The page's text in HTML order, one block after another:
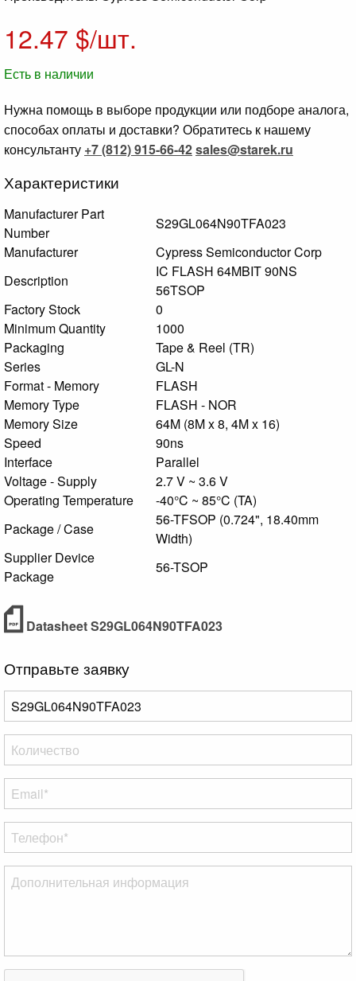
12.47 $/шт.
Есть в наличии
Нужна помощь в выборе продукции или подборе аналога,
способах оплаты и доставки? Обратитесь к нашему
консультанту +7 (812) 915-66-42sales@starek.ru
Характеристики
Manufacturer Part
Number
S29GL064N90TFA023
Manufacturer
Cypress Semiconductor Corp
Description
IC FLASH 64MBIT 90NS
56TSOP
Factory Stock
0
Minimum Quantity
1000
Packaging
Tape & Reel (TR)
Series
GL-N
Format - Memory
FLASH
Memory Type
FLASH - NOR
Memory Size
64M (8M x 8, 4M x 16)
Speed
90ns
Interface
Parallel
Voltage - Supply
2.7 V ~ 3.6 V
Operating Temperature
-40°C ~ 85°C (TA)
Package / Case
56-TFSOP (0.724", 18.40mm
Width)
Supplier Device
Package
56-TSOP
Datasheet S29GL064N90TFA023
Отправьте заявку